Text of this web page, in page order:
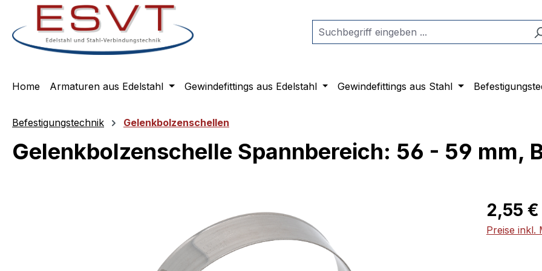
Hauptinhalt springen
Zur Suche springen
Zur Hauptnavigation springen
Home Armaturen aus Edelstahl Gewindefittings aus Edelstahl Gewindefittings aus Stahl
Befestigungstechnik Gelenkbolzenschellen
Gelenkbolzenschelle Spannbereich: 56 - 59 mm,
Regulärer
2,55 €
Preise inkl.